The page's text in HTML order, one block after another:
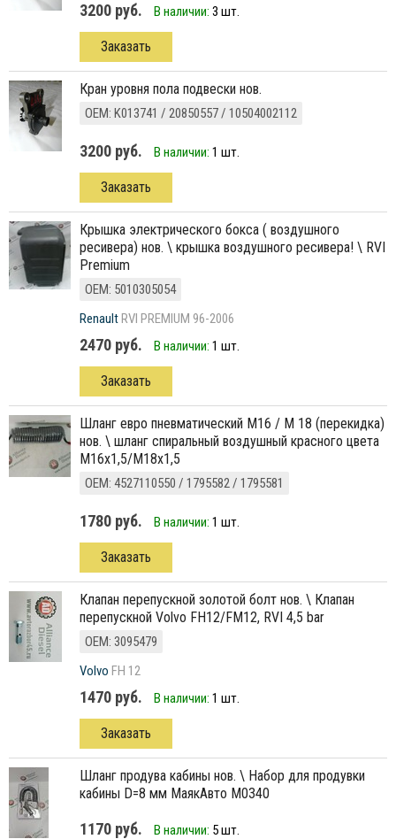
3200 руб. В наличии: 3 шт.
Заказать
кран уровня пола подвески нов.
ОЕМ: K013741 / 20850557 / 10504002112
3200 руб. В наличии: 1 шт.
Заказать
крышка электрического бокса ( воздушного
ресивера) нов. \ крышка воздушного ресивера! \ RVI
Premium
ОЕМ: 5010305054
Renault RVI PREMIUM 96-2006
2470 руб. В наличии: 1 шт.
Заказать
шланг евро пневматический M16 / M 18 (перекидка)
нов. \ шланг спиральный воздушный красного цвета
М16х1,5/М18х1,5
ОЕМ: 4527110550 / 1795582 / 1795581
1780 руб. В наличии: 1 шт.
Заказать
клапан перепускной золотой болт нов. \ Клапан
перепускной Volvo FH12/FM12, RVI 4,5 bar
ОЕМ: 3095479
Volvo FH 12
1470 руб. В наличии: 1 шт.
Заказать
Шланг продува кабины нов. \ Набор для продувки
кабины D=8 мм МаякАвто М0340
1170 руб. В наличии: 5 шт.